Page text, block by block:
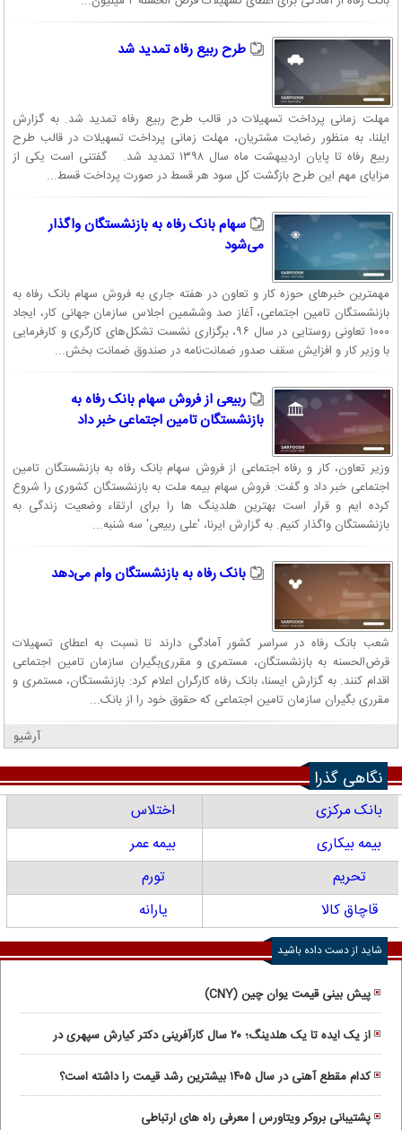
طرح ربیع رفاه تمدید شد
مهلت زمانی پرداخت تسهیلات در قالب طرح ربیع رفاه تمدید شد. به گزارش
ایلنا، به منظور رضایت مشتریان، مهلت زمانی پرداخت تسهیلات در قالب طرح
ربیع رفاه تا پایان اردیبهشت ماه سال ۱۳۹۸ تمدید شد. گفتنی است یکی از
مزایای مهم این طرح بازگشت کل سود هر قسط در صورت پرداخت قسط...
سهام بانک رفاه به بازنشستگان واگذار
می‌شود
مهمترین خبرهای حوزه کار و تعاون در هفته جاری به فروش سهام بانک رفاه به
بازنشستگان تامین اجتماعی، آغاز صد وششمین اجلاس سازمان جهانی کار، ایجاد
۱۰۰۰ تعاونی روستایی در سال ۹۶، برگزاری نشست تشکل‌های کارگری و کارفرمایی
با وزیر کار و افزایش سقف صدور ضمانت‌نامه در صندوق ضمانت بخش...
ربیعی از فروش سهام بانک رفاه به
بازنشستگان تامین اجتماعی خبر داد
وزیر تعاون، کار و رفاه اجتماعی از فروش سهام بانک رفاه به بازنشستگان تامین
اجتماعی خبر داد و گفت: فروش سهام بیمه ملت به بازنشستگان کشوری را شروع
کرده ایم و قرار است بهترین هلدینگ ها را برای ارتقاء وضعیت زندگی به
بازنشستگان واگذار کنیم. به گزارش ایرنا، 'علی ربیعی' سه شنبه...
بانک رفاه به بازنشستگان وام می‌دهد
شعب بانک رفاه در سراسر کشور آمادگی دارند تا نسبت به اعطای تسهیلات
قرض‌الحسنه به بازنشستگان، مستمری و مقرری‌بگیران سازمان تامین اجتماعی
اقدام کنند. به گزارش ایسنا، بانک رفاه کارگران اعلام کرد: بازنشستگان، مستمری و
مقرری بگیران سازمان تامین اجتماعی که حقوق خود را از بانک...
آرشیو
نگاهی گذرا
بانک مرکزی
اختلاس
بیمه بیکاری
بیمه عمر
تحریم
تورم
قاچاق کالا
یارانه
شاید از دست داده باشید
پیش بینی قیمت یوان چین (CNY)
از یک ایده تا یک هلدینگ؛ ۲۰ سال کارآفرینی دکتر کیارش سپهری در
ماورانت
کدام مقطع آهنی در سال ۱۴۰۵ بیشترین رشد قیمت را داشته است؟
پشتیبانی بروکر ویتاورس | معرفی راه های ارتباطی